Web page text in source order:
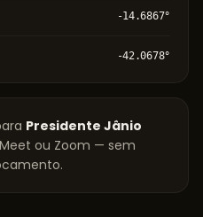
-14.6867°
-42.0678°
Presidente Jânio
ou Zoom — sem